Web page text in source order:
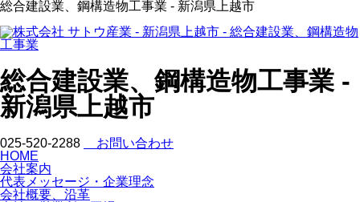
総合建設業、鋼構造物工事業 - 新潟県上越市
総合建設業、鋼構造物工事業 -
新潟県上越市
025-520-2288
お問い合わせ
HOME
会社案内
代表メッセージ・企業理念
会社概要、沿革